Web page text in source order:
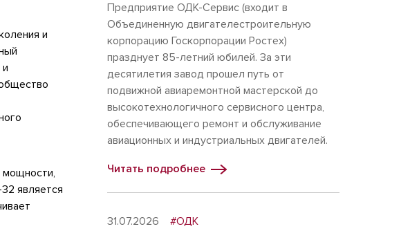
и
является
Предприятие ОДК-Сервис (входит в
Объединенную двигателестроительную
корпорацию Госкорпорации Ростех)
празднует 85-летний юбилей. За эти
десятилетия завод прошел путь от
подвижной авиаремонтной мастерской до
высокотехнологичного сервисного центра,
обеспечивающего ремонт и обслуживание
авиационных и индустриальных двигателей.
Читать подробнее
31.07.2026 #ОДК